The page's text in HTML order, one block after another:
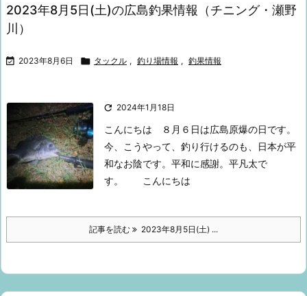
2023年8月5日(土)の広島釣果情報（チニング・瀬野
川）
 2023年8月6日  タックル , 釣り場情報 , 釣果情報
 2024年1月18日
こんにちは
８月６日は広島原爆の日です。
今、こうやって、釣り行けるのも、日本が平
和なお陰です。 平和に感謝。 平凡太で
す。
こんにちは
記事を読む 2023年8月5日(土) ...